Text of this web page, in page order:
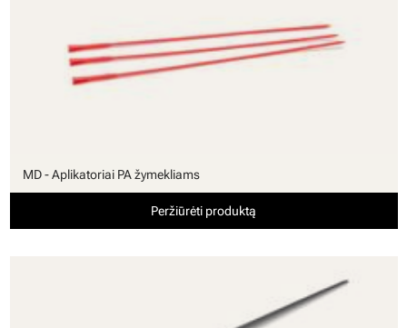
MD - Aplikatoriai PA žymekliams
Peržiūrėti produktą